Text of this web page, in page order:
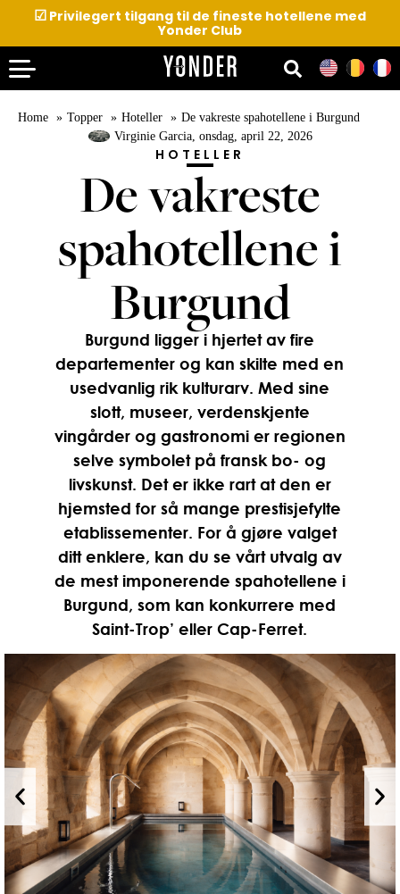
☑ Privilegert tilgang til de fineste hotellene med
Yonder Club
Home Topper Hoteller
De vakreste spahotellene i Burgund
Virginie Garcia, onsdag, april 22, 2026
HOTELLER
De vakreste
spahotellene i
Burgund
Burgund ligger i hjertet av fire
departementer og kan skilte med en
usedvanlig rik kulturarv. Med sine
slott, museer, verdenskjente
vingårder og gastronomi er regionen
selve symbolet på fransk bo- og
livskunst. Det er ikke rart at den er
hjemsted for så mange prestisjefylte
etablissementer. For å gjøre valget
ditt enklere, kan du se vårt utvalg av
de mest imponerende spahotellene i
Burgund, som kan konkurrere med
Saint-Trop’ eller Cap-Ferret.